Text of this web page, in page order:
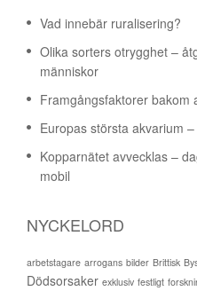
Vad innebär ruralisering?
Olika sorters otrygghet –
människor
Framgångsfaktorer bakom
Europas största akvarium
Kopparnätet avvecklas –
mobil
NYCKELORD
arbetstagare arrogans bilder Brittisk
Dödsorsaker exklusiv festligt